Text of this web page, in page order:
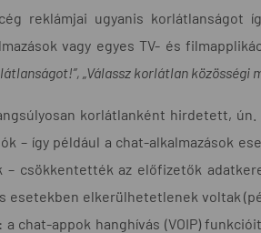
reklámjai ugyanis korlátlanságot
vagy egyes TV- és
„Válassz korlátlan közösségi
korlátlanként hirdetett,
– így például a chat-alkalmazások
csökkentették az előfizetők
esetekben elkerülhetetlenek voltak
appok hanghívás (VOIP)